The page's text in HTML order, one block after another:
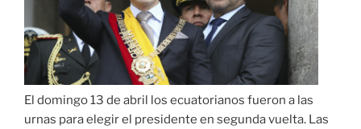
El domingo 13 de abril los ecuatorianos fueron a las
urnas para elegir el presidente en segunda vuelta. Las